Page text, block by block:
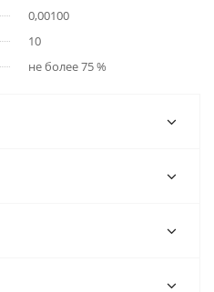
0,00100
10
не более 75 %